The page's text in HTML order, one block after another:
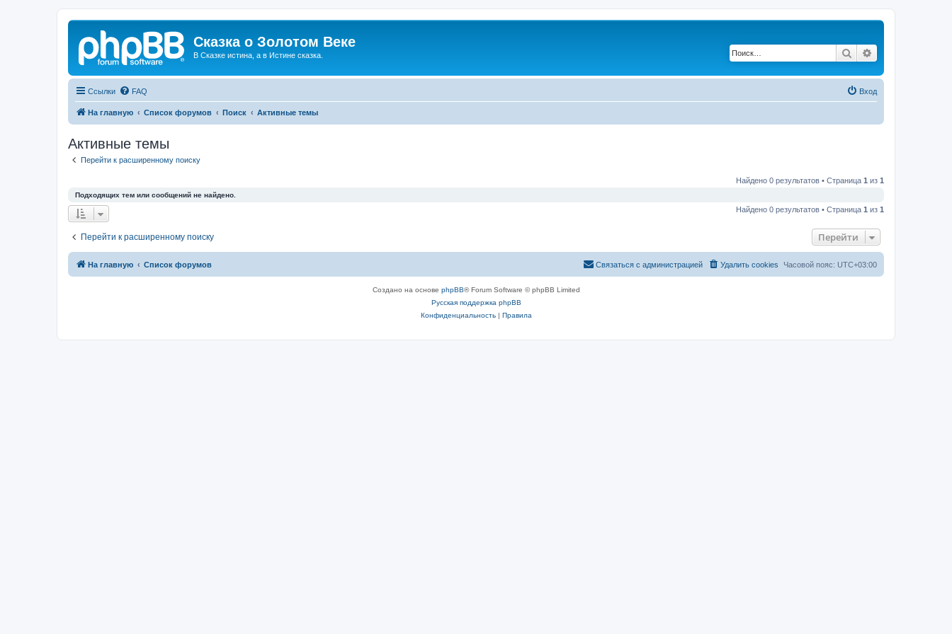
Сказка о Золотом Веке
В Сказке истина, а в Истине сказка. Поиск
Ссылки FAQ Вход
На главную Список форумов Поиск Активные темы
Активные темы
Перейти к расширенному поиску
Найдено 0 результатов • Страница 1 из 1
Подходящих тем или сообщений не найдено.
Найдено 0 результатов • Страница 1 из 1
Перейти к расширенному поиску Перейти
На главную Список форумов Часовой пояс: UTC+03:00
Удалить cookies
Связаться с администрацией
Создано на основе phpBB® Forum Software © phpBB Limited
Русская поддержка phpBB
Конфиденциальность| Правила